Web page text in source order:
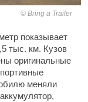
Bring a Trailer
показывает
тыс. км. Кузов
оригинальные
меняли